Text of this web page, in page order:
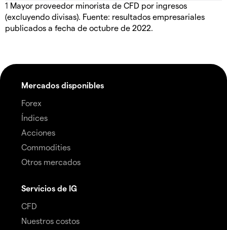
1 Mayor proveedor minorista de CFD por ingresos
(excluyendo divisas). Fuente: resultados empresariales
publicados a fecha de octubre de 2022.
Mercados disponibles
Forex
Índices
Acciones
Commodities
Otros mercados
Servicios de IG
CFD
Nuestros costos